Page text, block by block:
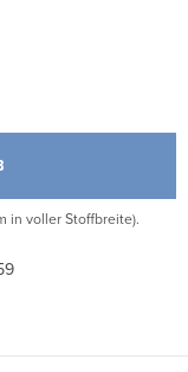
in voller Stoffbreite).